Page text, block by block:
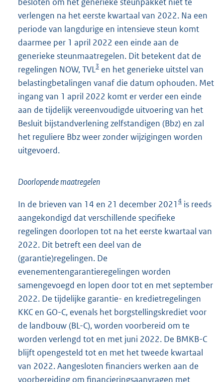
verlengen na het eerste kwartaal van 2022. Na een
periode van langdurige en intensieve steun komt
daarmee per 1 april 2022 een einde aan de
generieke steunmaatregelen. Dit betekent dat de
regelingen NOW, TVL3 en het generieke uitstel van
belastingbetalingen vanaf die datum ophouden. Met
ingang van 1 april 2022 komt er verder een einde
aan de tijdelijk vereenvoudigde uitvoering van het
Besluit bijstandverlening zelfstandigen (Bbz) en zal
het reguliere Bbz weer zonder wijzigingen worden
uitgevoerd.
Doorlopende maatregelen
In de brieven van 14 en 21 december 2021 4 is reeds
aangekondigd dat verschillende specifieke
regelingen doorlopen tot na het eerste kwartaal van
2022. Dit betreft een deel van de
(garantie)regelingen. De
evenementengarantieregelingen worden
samengevoegd en lopen door tot en met september
2022. De tijdelijke garantie- en kredietregelingen
KKC en GO-C, evenals het borgstellingskrediet voor
de landbouw (BL-C), worden voorbereid om te
worden verlengd tot en met juni 2022. De BMKB-C
blijft opengesteld tot en met het tweede kwartaal
van 2022. Aangesloten financiers werken aan de
voorbereiding om financieringsaanvragen met